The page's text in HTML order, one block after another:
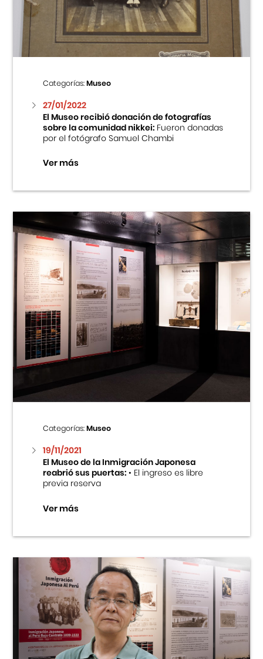
Centro Cultural Peruano Japonés
Museo de la Inmigración Japonesa
Fondo Editorial
Teatro Peruano Japonés
Categorías:Museo
27/01/2022
El Museo recibió donación de fotografías
sobre la comunidad nikkei:Fueron donadas
por el fotógrafo Samuel Chambi
Ver más
Categorías:Museo
19/11/2021
El Museo de la Inmigración Japonesa
reabrió sus puertas:• El ingreso es libre
previa reserva
Ver más